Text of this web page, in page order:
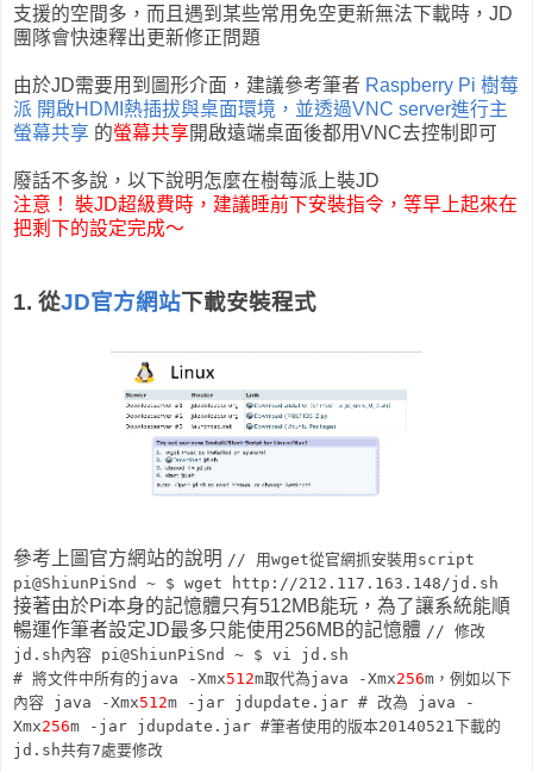
支援的空間多，而且遇到某些常用免空更新無法下載時，JD
團隊會快速釋出更新修正問題
由於JD需要用到圖形介面，建議參考筆者 Raspberry Pi 樹莓
派 開啟HDMI熱插拔與桌面環境，並透過VNC server進行主
螢幕共享 的螢幕共享開啟遠端桌面後都用VNC去控制即可
廢話不多說，以下說明怎麼在樹莓派上裝JD
注意！ 裝JD超級費時，建議睡前下安裝指令，等早上起來在
把剩下的設定完成～
1. 從JD官方網站下載安裝程式
參考上圖官方網站的說明 // 用wget從官網抓安裝用script
pi@ShiunPiSnd ~ $ wget http://212.117.163.148/jd.sh
接著由於Pi本身的記憶體只有512MB能玩，為了讓系統能順
暢運作筆者設定JD最多只能使用256MB的記憶體 // 修改
jd.sh內容 pi@ShiunPiSnd ~ $ vi jd.sh
# 將文件中所有的java -Xmx512m取代為java -Xmx256m，例如以下
內容 java -Xmx512m -jar jdupdate.jar # 改為 java -
Xmx256m -jar jdupdate.jar #筆者使用的版本20140521下載的
jd.sh共有7處要修改